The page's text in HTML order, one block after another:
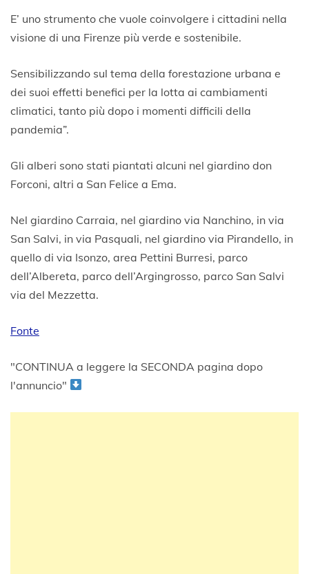
E’ uno strumento che vuole coinvolgere i cittadini nella
visione di una Firenze più verde e sostenibile.
Sensibilizzando sul tema della forestazione urbana e
dei suoi effetti benefici per la lotta ai cambiamenti
climatici, tanto più dopo i momenti difficili della
pandemia”.
Gli alberi sono stati piantati alcuni nel giardino don
Forconi, altri a San Felice a Ema.
Nel giardino Carraia, nel giardino via Nanchino, in via
San Salvi, in via Pasquali, nel giardino via Pirandello, in
quello di via Isonzo, area Pettini Burresi, parco
dell’Albereta, parco dell’Argingrosso, parco San Salvi
via del Mezzetta.
Fonte
"CONTINUA a leggere la SECONDA pagina dopo
l'annuncio"